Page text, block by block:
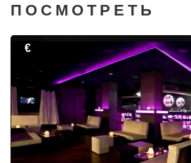
ПОСМОТРЕТЬ
€